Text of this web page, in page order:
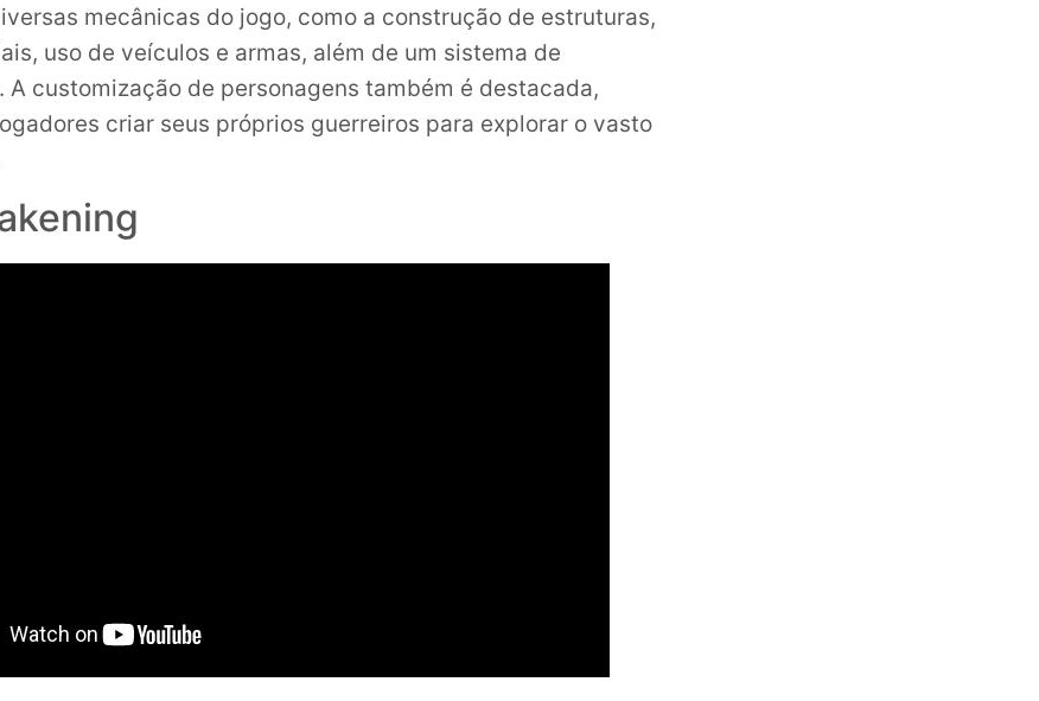
mecânicas do jogo, como a construção de estruturas,
uso de veículos e armas, além de um sistema de
customização de personagens também é destacada,
criar seus próprios guerreiros para explorar o vasto